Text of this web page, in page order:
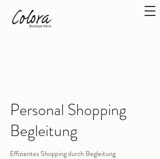
Personal Shopping
Begleitung
Effizientes Shopping durch Begleitung